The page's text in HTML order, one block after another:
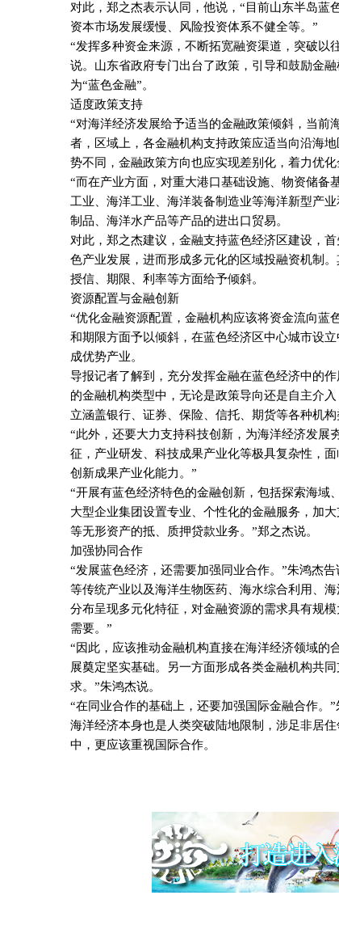
对此，郑之杰表示认同，他说，“目前山东半岛蓝
资本市场发展缓慢、风险投资体系不健全等。”
“发挥多种资金来源，不断拓宽融资渠道，突破以
说。山东省政府专门出台了政策，引导和鼓励金
为“蓝色金融”。
适度政策支持
“对海洋经济发展给予适当的金融政策倾斜，当前
者，区域上，各金融机构支持政策应适当向沿海
势不同，金融政策方向也应实现差别化，着力优
“而在产业方面，对重大港口基础设施、物资储备
工业、海洋工业、海洋装备制造业等海洋新型产
制品、海洋水产品等产品的进出口贸易。
对此，郑之杰建议，金融支持蓝色经济区建设，
色产业发展，进而形成多元化的区域投融资机制
授信、期限、利率等方面给予倾斜。
资源配置与金融创新
“优化金融资源配置，金融机构应该将资金流向蓝
和期限方面予以倾斜，在蓝色经济区中心城市设
成优势产业。
导报记者了解到，充分发挥金融在蓝色经济中的
的金融机构类型中，无论是政策导向还是自主介
立涵盖银行、证券、保险、信托、期货等各种机
“此外，还要大力支持科技创新，为海洋经济发展
征，产业研发、科技成果产业化等极具复杂性，
创新成果产业化能力。”
“开展有蓝色经济特色的金融创新，包括探索海
大型企业集团设置专业、个性化的金融服务，加
等无形资产的抵、质押贷款业务。”郑之杰说。
加强协同合作
“发展蓝色经济，还需要加强同业合作。”朱鸿杰
等传统产业以及海洋生物医药、海水综合利用、
分布呈现多元化特征，对金融资源的需求具有规
需要。”
“因此，应该推动金融机构直接在海洋经济领域
展奠定坚实基础。另一方面形成各类金融机构共
求。”朱鸿杰说。
“在同业合作的基础上，还要加强国际金融合作。
海洋经济本身也是人类突破陆地限制，涉足非居
中，更应该重视国际合作。